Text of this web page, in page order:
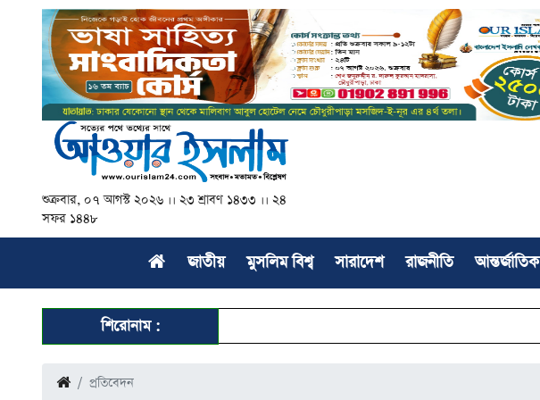
শুক্রবার, ০৭ আগস্ট ২০২৬ ।। ২৩ শ্রাবণ ১৪৩৩ ।। ২৪
সফর ১৪৪৮
জাতীয় মুসলিম বিশ্ব সারাদেশ রাজনীতি আন্তর্জাতিক
শিরোনাম :
প্রতিবেদন